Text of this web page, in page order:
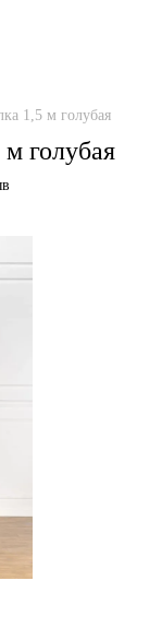
1,5 м голубая
голубая